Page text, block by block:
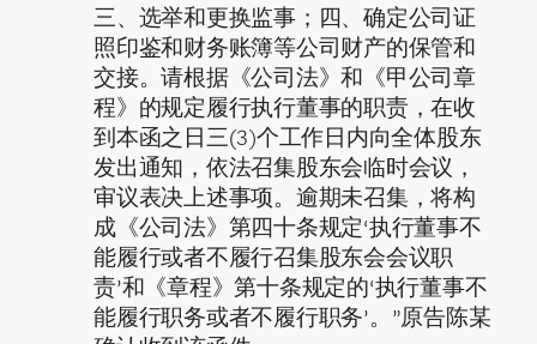
三、选举和更换监事；四、确定公司证
照印鉴和财务账簿等公司财产的保管和
交接。请根据《公司法》和《甲公司章
程》的规定履行执行董事的职责，在收
到本函之日三(3)个工作日内向全体股东
发出通知，依法召集股东会临时会议，
审议表决上述事项。逾期未召集，将构
成《公司法》第四十条规定‘执行董事不
能履行或者不履行召集股东会会议职
责’和《章程》第十条规定的‘执行董事不
能履行职务或者不履行职务’。”原告陈某